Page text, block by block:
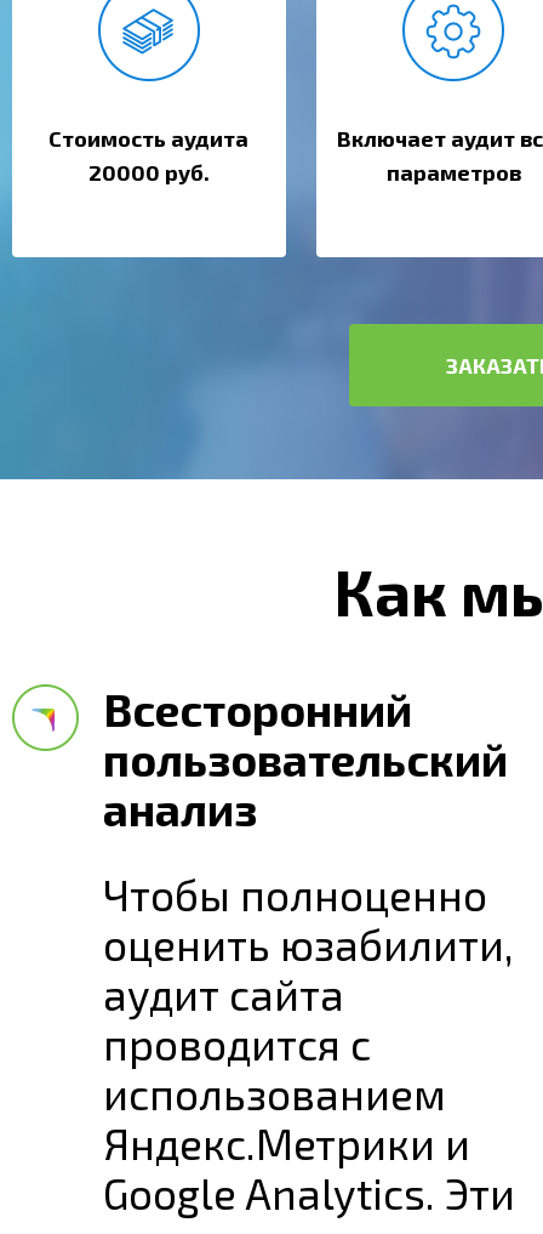
Стоимость аудита
20000 руб.
Включает аудит
параметров
Как
Всесторонний
пользовательский
анализ
Чтобы полноценно
оценить юзабилити,
аудит сайта
проводится с
использованием
Яндекс.Метрики и
Google Analytics. Эти